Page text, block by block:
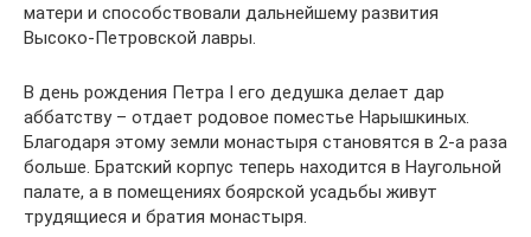
матери и способствовали дальнейшему развития
Высоко-Петровской лавры.
В день рождения Петра I его дедушка делает дар
аббатству – отдает родовое поместье Нарышкиных.
Благодаря этому земли монастыря становятся в 2-а раза
больше. Братский корпус теперь находится в Наугольной
палате, а в помещениях боярской усадьбы живут
трудящиеся и братия монастыря.